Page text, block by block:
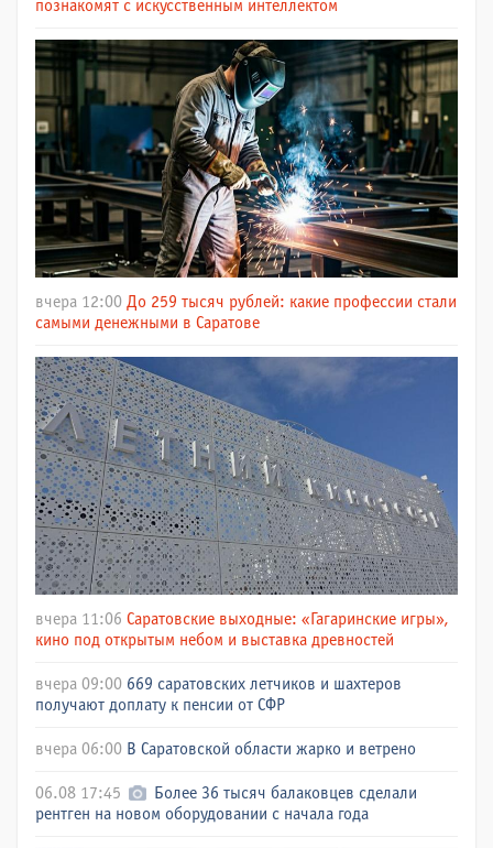
познакомят с искусственным интеллектом
вчера 12:00 До 259 тысяч рублей: какие профессии стали
самыми денежными в Саратове
вчера 11:06 Саратовские выходные: «Гагаринские игры»,
кино под открытым небом и выставка древностей
вчера 09:00 669 саратовских летчиков и шахтеров
получают доплату к пенсии от СФР
вчера 06:00 В Саратовской области жарко и ветрено
06.08 17:45
Более 36 тысяч балаковцев сделали
рентген на новом оборудовании с начала года